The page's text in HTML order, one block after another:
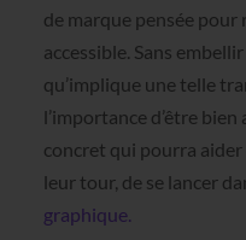
de marque pensée
accessible. Sans
qu’implique une telle
l’importance d’être
concret qui pourra aider
leur tour, de se lancer
graphique.